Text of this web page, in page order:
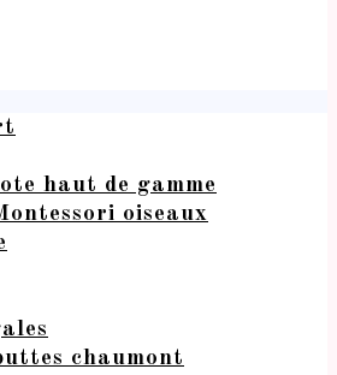
haut de gamme
oiseaux
chaumont